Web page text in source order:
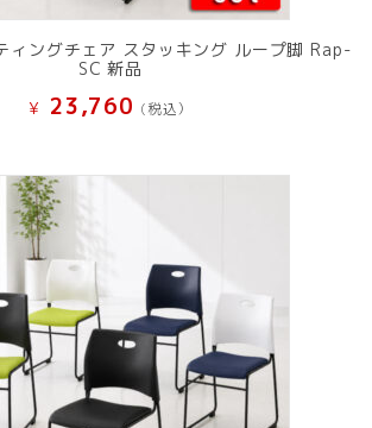
ィングチェア スタッキング ループ脚 Rap-
SC 新品
¥ 23,760 (税込）